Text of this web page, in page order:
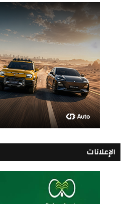
الإعلانات